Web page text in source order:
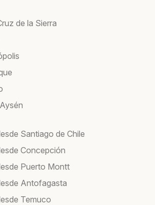
de la Sierra
Santiago de Chile
Concepción
Puerto Montt
Antofagasta
Temuco